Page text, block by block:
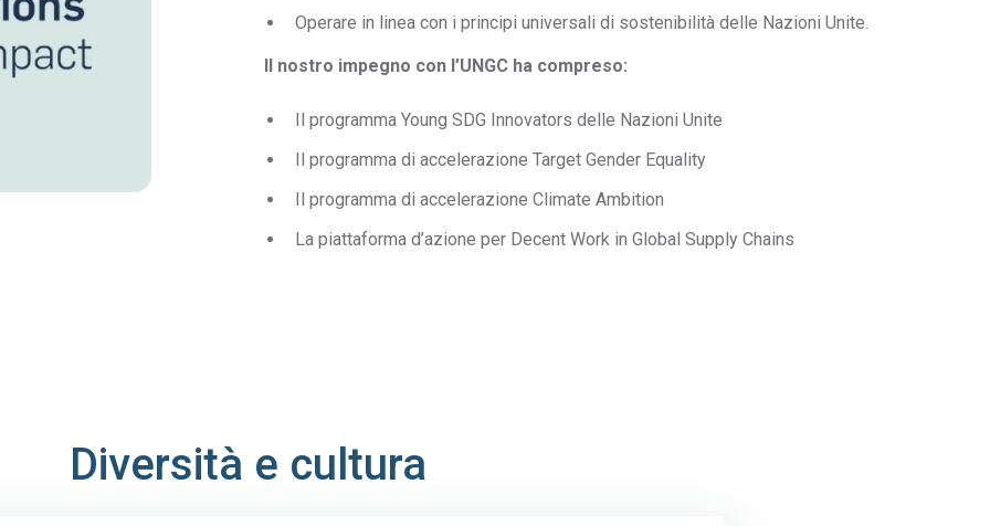
Operare in linea con i principi universali di sostenibilità delle Nazioni Unite.
Il nostro impegno con l’UNGC ha compreso:
Il programma Young SDG Innovators delle Nazioni Unite
Il programma di accelerazione Target Gender Equality
Il programma di accelerazione Climate Ambition
La piattaforma d’azione per Decent Work in Global Supply Chains
Diversità e cultura